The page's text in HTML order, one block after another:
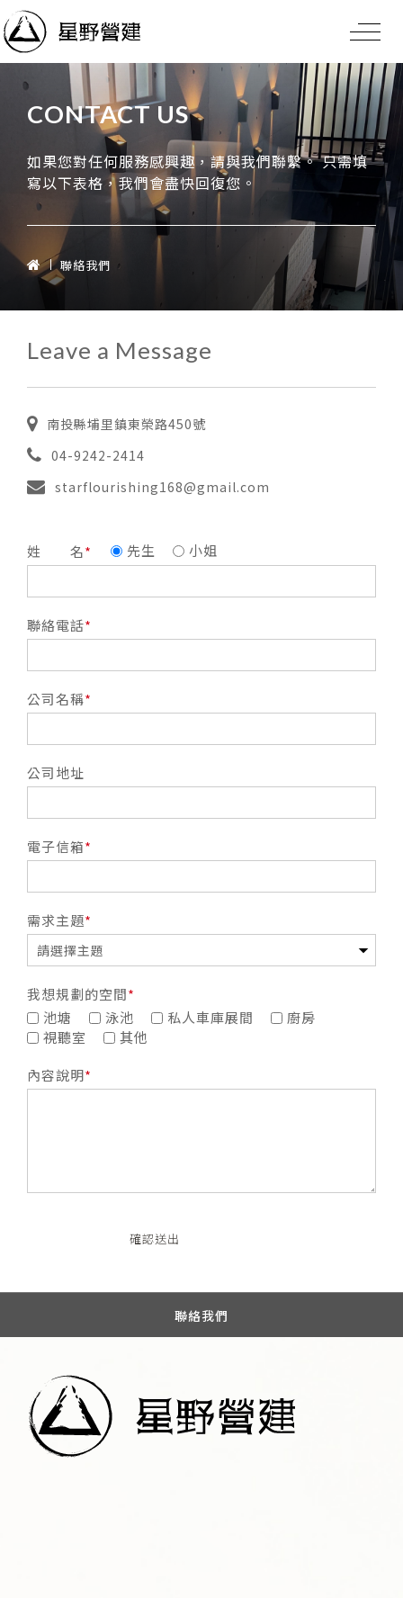
CONTACT US
如果您對任何服務感興趣，請與我們聯繫。只需填
寫以下表格，我們會盡快回復您。
聯絡我們
Leave a Message
南投縣埔里鎮東榮路450號
04-9242-2414
starflourishing168@gmail.com
姓 名 先生 小姐
聯絡電話
公司名稱
公司地址
電子信箱
需求主題
我想規劃的空間
池塘
泳池 私人車庫展間
廚房
視聽室
其他
內容說明
確認送出
聯絡我們